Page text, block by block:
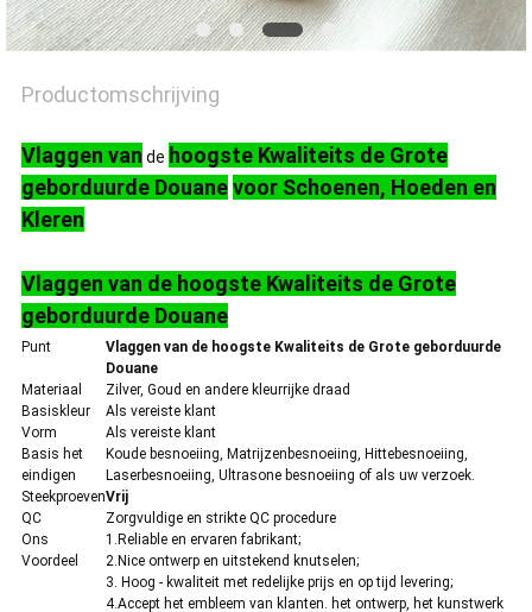
Productomschrijving
Vlaggen van de hoogste Kwaliteits de Grote
geborduurde Douanevoor Schoenen, Hoeden en
Kleren
Vlaggen van de hoogste Kwaliteits de Grote
geborduurde Douane
Punt
Vlaggen van de hoogste Kwaliteits de Grote geborduurde
Douane
Materiaal
Zilver, Goud en andere kleurrijke draad
Basiskleur
Als vereiste klant
Vorm
Als vereiste klant
Basis het
eindigen
Koude besnoeiing, Matrijzenbesnoeiing, Hittebesnoeiing,
Laserbesnoeiing, Ultrasone besnoeiing of als uw verzoek.
SteekproevenVrij
QC
Zorgvuldige en strikte QC procedure
Ons
Voordeel
1.Reliable en ervaren fabrikant;
2.Nice ontwerp en uitstekend knutselen;
3. Hoog - kwaliteit met redelijke prijs en op tijd levering;
4.Accept het embleem van klanten. het ontwerp, het kunstwerk